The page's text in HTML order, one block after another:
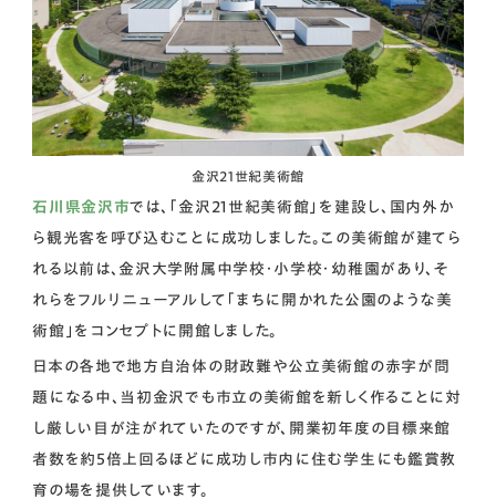
金沢21世紀美術館
石川県金沢市では、「金沢21世紀美術館」を建設し、国内外か
ら観光客を呼び込むことに成功しました。この美術館が建てら
れる以前は、金沢大学附属中学校・小学校・幼稚園があり、そ
れらをフルリニューアルして「まちに開かれた公園のような美
術館」をコンセプトに開館しました。
日本の各地で地方自治体の財政難や公立美術館の赤字が問
題になる中、当初金沢でも市立の美術館を新しく作ることに対
し厳しい目が注がれていたのですが、開業初年度の目標来館
者数を約5倍上回るほどに成功し市内に住む学生にも鑑賞教
育の場を提供しています。